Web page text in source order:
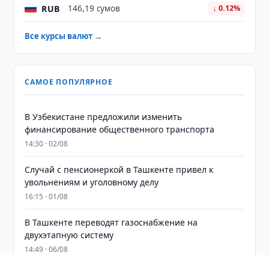
RUB 146,19 сумов ↓ 0.12%
Все курсы валют →
САМОЕ ПОПУЛЯРНОЕ
В Узбекистане предложили изменить
финансирование общественного транспорта
14:30 · 02/08
Случай с пенсионеркой в Ташкенте привел к
увольнениям и уголовному делу
16:15 · 01/08
В Ташкенте переводят газоснабжение на
двухэтапную систему
14:49 · 06/08